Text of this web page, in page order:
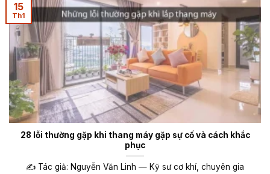
28 lỗi thường gặp khi thang máy gặp sự cố và cách khắc
phục
✍️ Tác giả: Nguyễn Văn Linh — Kỹ sư cơ khí, chuyên gia
15
Th1